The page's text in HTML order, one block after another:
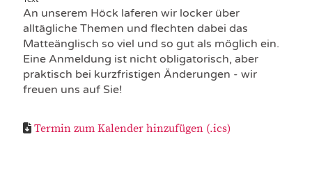
An unserem Höck laferen wir locker über
alltägliche Themen und flechten dabei das
Matteänglisch so viel und so gut als möglich ein.
Eine Anmeldung ist nicht obligatorisch, aber
praktisch bei kurzfristigen Änderungen - wir
freuen uns auf Sie!
Termin zum Kalender hinzufügen (.ics)